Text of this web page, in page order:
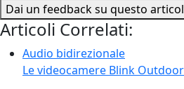
Dai un feedback su questo
Articoli Correlati:
Audio bidirezionale
Le videocamere Blink